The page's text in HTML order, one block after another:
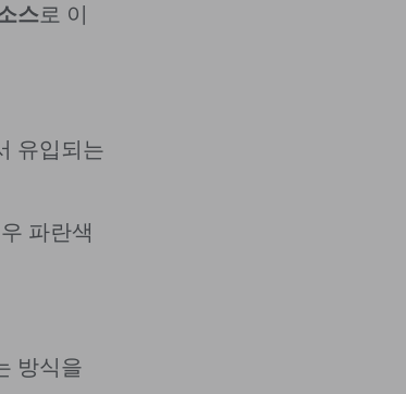
스로 이
유입되는
파란색
방식을